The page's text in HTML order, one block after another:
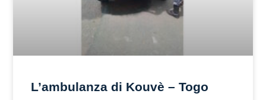
L’ambulanza di Kouvè – Togo